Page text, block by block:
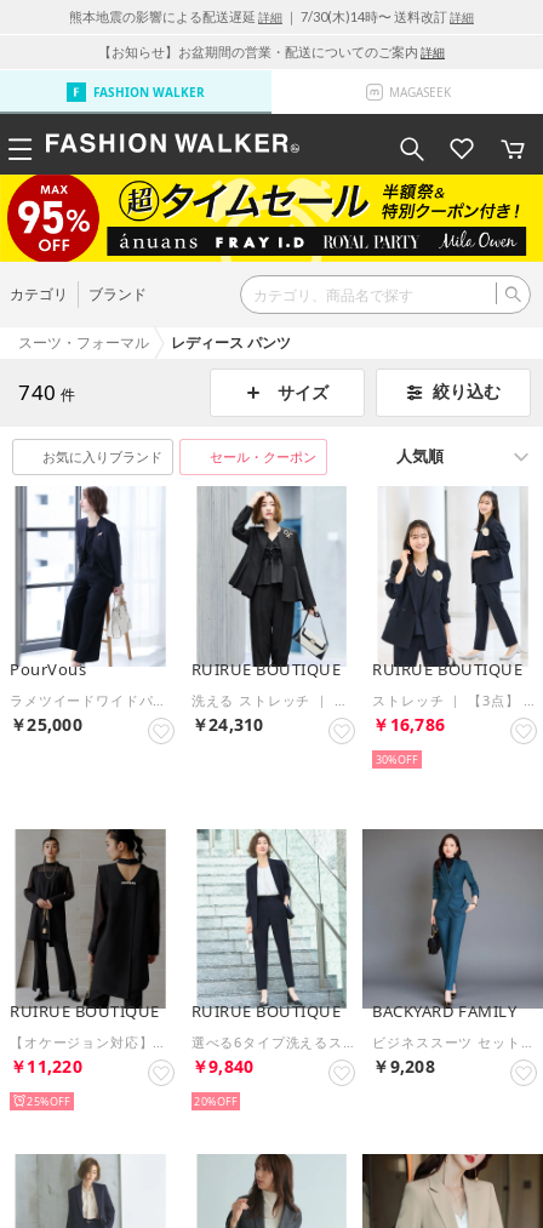
熊本地震の影響による配送遅延 詳細 ｜ 7/30(木)14時〜 送料改訂詳細
【お知らせ】お盆期間の営業・配送についてのご案内 詳細
FASHION WALKER MAGASEEK
カテゴリ ブランド
スーツ・フォーマル レディース パンツ
740 件 サイズ 絞り込む
お気に入りブランド セール・クーポン
PourVous
￥25,000
RUIRUE BOUTIQUE
￥24,310
RUIRUE BOUTIQUE
￥16,786
30%
RUIRUE BOUTIQUE
￥11,220
25%
RUIRUE BOUTIQUE
￥9,840
20%
BACKYARD FAMILY
￥9,208